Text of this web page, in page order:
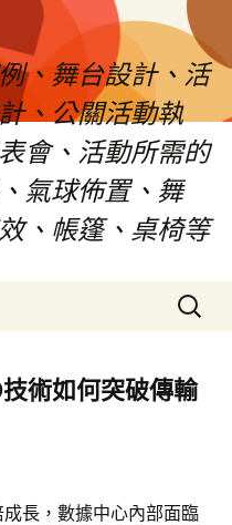
、舞台設計、活
、公關活動執
會、活動所需的
氣球佈置、舞
、帳篷、桌椅等
搜
尋
鍵
字:
術如何突破傳輸
長，數據中心內部面臨